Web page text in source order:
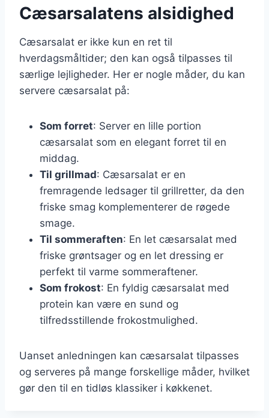
Cæsarsalatens alsidighed
Cæsarsalat er ikke kun en ret til
hverdagsmåltider; den kan også tilpasses til
særlige lejligheder. Her er nogle måder, du kan
servere cæsarsalat på:
Som forret: Server en lille portion
cæsarsalat som en elegant forret til en
middag.
Til grillmad: Cæsarsalat er en
fremragende ledsager til grillretter, da den
friske smag komplementerer de røgede
smage.
Til sommeraften: En let cæsarsalat med
friske grøntsager og en let dressing er
perfekt til varme sommeraftener.
Som frokost: En fyldig cæsarsalat med
protein kan være en sund og
tilfredsstillende frokostmulighed.
Uanset anledningen kan cæsarsalat tilpasses
og serveres på mange forskellige måder, hvilket
gør den til en tidløs klassiker i køkkenet.